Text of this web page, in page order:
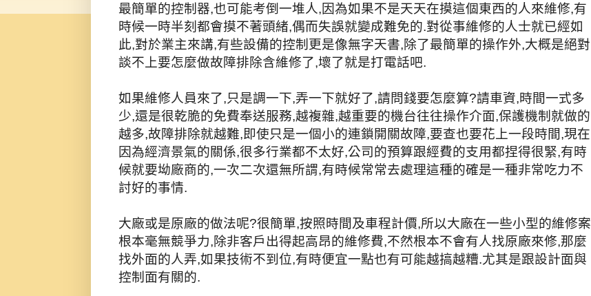
最簡單的控制器,也可能考倒一堆人,因為如果不是天天在摸這個東西的人來維修,有
時候一時半刻都會摸不著頭緒,偶而失誤就變成難免的.對從事維修的人士就已經如
此,對於業主來講,有些設備的控制更是像無字天書,除了最簡單的操作外,大概是絕對
談不上要怎麼做故障排除含維修了,壞了就是打電話吧.
如果維修人員來了,只是調一下,弄一下就好了,請問錢要怎麼算?請車資,時間一式多
少,還是很乾脆的免費奉送服務,越複雜,越重要的機台往往操作介面,保護機制就做的
越多,故障排除就越難,即使只是一個小的連鎖開關故障,要查也要花上一段時間,現在
因為經濟景氣的關係,很多行業都不太好,公司的預算跟經費的支用都捏得很緊,有時
候就要坳廠商的,一次二次還無所謂,有時候常常去處理這種的確是一種非常吃力不
討好的事情.
大廠或是原廠的做法呢?很簡單,按照時間及車程計價,所以大廠在一些小型的維修案
根本毫無競爭力,除非客戶出得起高昂的維修費,不然根本不會有人找原廠來修,那麼
找外面的人弄,如果技術不到位,有時便宜一點也有可能越搞越糟.尤其是跟設計面與
控制面有關的.